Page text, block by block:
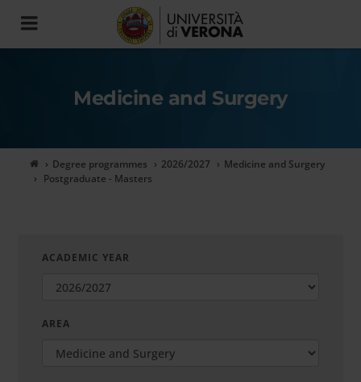
Toggle
navigation
Medicine and Surgery
Degree programmes 2026/2027
Medicine and Surgery
Postgraduate - Masters
ACADEMIC YEAR
AREA